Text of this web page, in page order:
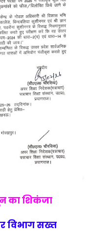
का शिकंजा
विभाग सख्त